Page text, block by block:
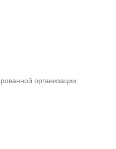
организации